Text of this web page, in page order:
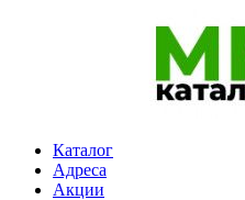
Каталог
Адреса
Акции